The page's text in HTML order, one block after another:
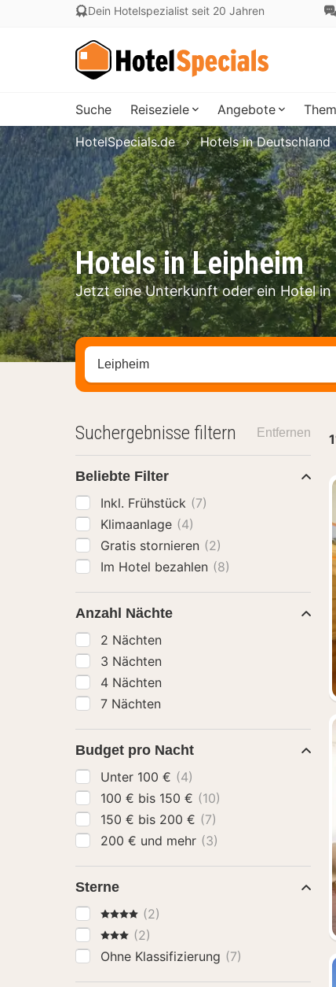
Dein Hotelspezialist seit 20 Jahren
Suche Reiseziele Angebote
Hotels in Leipheim
Jetzt eine Unterkunft oder ein Hotel in
HotelSpecials.de Hotels in Deutschland
Stadt, Region oder Hotel suchen
Suchergebnisse filtern Entfernen
Beliebte Filter
Inkl. Frühstück (7)
Klimaanlage (4)
Gratis stornieren (2)
Im Hotel bezahlen (8)
Anzahl Nächte
2 Nächten
3 Nächten
4 Nächten
7 Nächten
Budget pro Nacht
Unter 100 € (4)
100 € bis 150 € (10)
150 € bis 200 € (7)
200 € und mehr (3)
Sterne
4 Sterne(2)
3 Sterne
(2)
Ohne Klassifizierung (7)